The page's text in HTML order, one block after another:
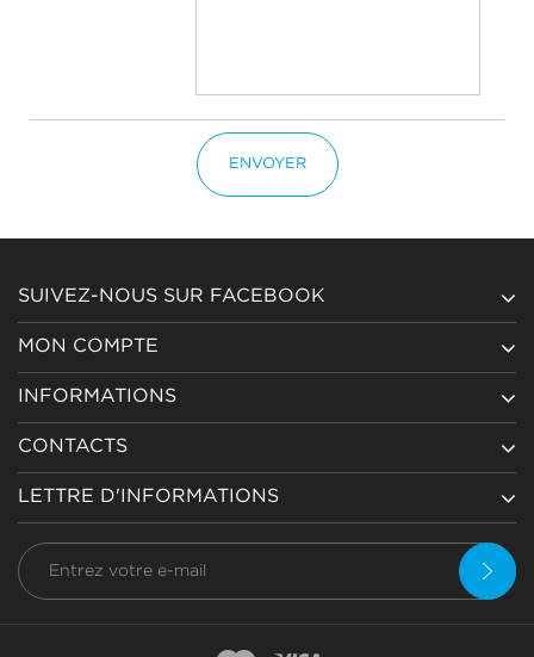
ENVOYER
SUIVEZ-NOUS SUR FACEBOOK
MON COMPTE
INFORMATIONS
CONTACTS
LETTRE D'INFORMATIONS